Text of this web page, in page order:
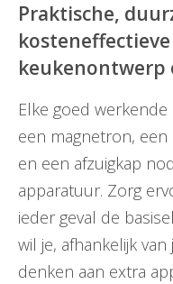
Praktische,
keukenontwerp
Elke goed
een magnetron, een
en een afzuigkap
apparatuur. Zorg
ieder geval de
wil je, afhankelijk
denken aan extra